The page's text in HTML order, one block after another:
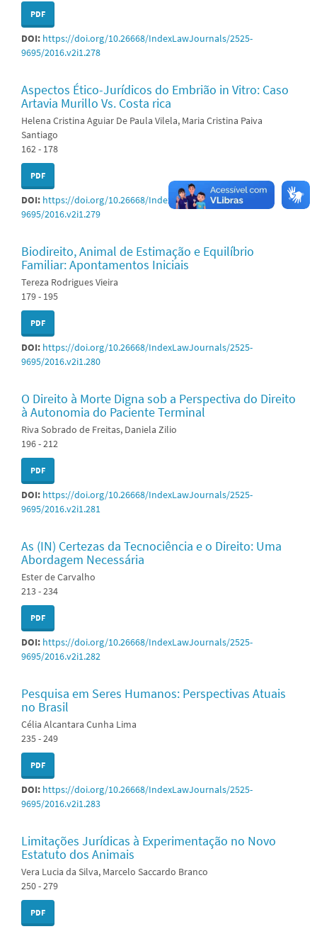
PDF
DOI: https://doi.org/10.26668/IndexLawJournals/2525-
9695/2016.v2i1.278
Aspectos Ético-Jurídicos do Embrião in Vitro: Caso
Artavia Murillo Vs. Costa rica
Helena Cristina Aguiar De Paula Vilela, Maria Cristina Paiva
Santiago
162 - 178
PDF
DOI: https://doi.org/10.26668/IndexLawJournals/2525-
9695/2016.v2i1.279
Biodireito, Animal de Estimação e Equilíbrio
Familiar: Apontamentos Iniciais
Tereza Rodrigues Vieira
179 - 195
PDF
DOI: https://doi.org/10.26668/IndexLawJournals/2525-
9695/2016.v2i1.280
O Direito à Morte Digna sob a Perspectiva do Direito
à Autonomia do Paciente Terminal
Riva Sobrado de Freitas, Daniela Zilio
196 - 212
PDF
DOI: https://doi.org/10.26668/IndexLawJournals/2525-
9695/2016.v2i1.281
As (IN) Certezas da Tecnociência e o Direito: Uma
Abordagem Necessária
Ester de Carvalho
213 - 234
PDF
DOI: https://doi.org/10.26668/IndexLawJournals/2525-
9695/2016.v2i1.282
Pesquisa em Seres Humanos: Perspectivas Atuais
no Brasil
Célia Alcantara Cunha Lima
235 - 249
PDF
DOI: https://doi.org/10.26668/IndexLawJournals/2525-
9695/2016.v2i1.283
Limitações Jurídicas à Experimentação no Novo
Estatuto dos Animais
Vera Lucia da Silva, Marcelo Saccardo Branco
250 - 279
PDF